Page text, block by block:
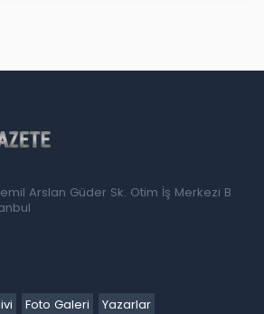
Arslan Güder Sk. Otim İş Merkezi B
Foto Galeri
Yazarlar